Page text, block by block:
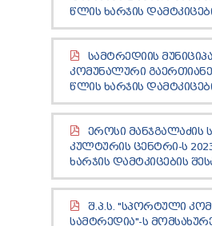
REPORT TO BE SUBMITTED TO
PARLIAMENT
REQUEST OF PUBLIC INFORMATION
PERSONAL DATA PROTECTION OFFICER
LEGAL DECISIONS
APPEAL RULES
ᲬᲚᲘᲡ ᲮᲐᲠᲯᲘᲡ
ᲡᲐᲛᲢᲠᲔᲓᲘᲘᲡ
ᲙᲝᲛᲣᲜᲐᲚᲣᲠᲘ
ᲬᲚᲘᲡ ᲮᲐᲠᲯᲘᲡ
ᲔᲠᲝᲡᲘ ᲛᲐᲜᲯᲒᲐᲚᲐᲫᲘᲡ
ᲙᲣᲚᲢᲣᲠᲘᲡ ᲪᲔᲜᲢᲠᲘ-Ს
ᲮᲐᲠᲯᲘᲡ ᲓᲐᲛᲢᲙᲘᲪᲔᲑᲘᲡ
Შ.Პ.Ს. "ᲡᲞᲝᲠᲢᲣᲚᲘ
ᲡᲐᲛᲢᲠᲔᲓᲘᲐ"-Ს